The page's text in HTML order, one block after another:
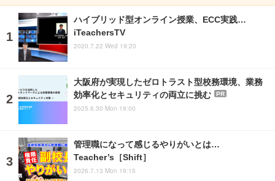
ハイブリッド型オンライン授業、ECC実践…
iTeachersTV
2020.7.22 Wed 19:20
大阪府が実現したゼロトラスト型校務環境、業務
効率化とセキュリティの両立に挑む
PR
2025.6.30 Mon 19:00
管理職になって感じるやりがいとは…
Teacher’s［Shift］
2026.7.13 Mon 19:15